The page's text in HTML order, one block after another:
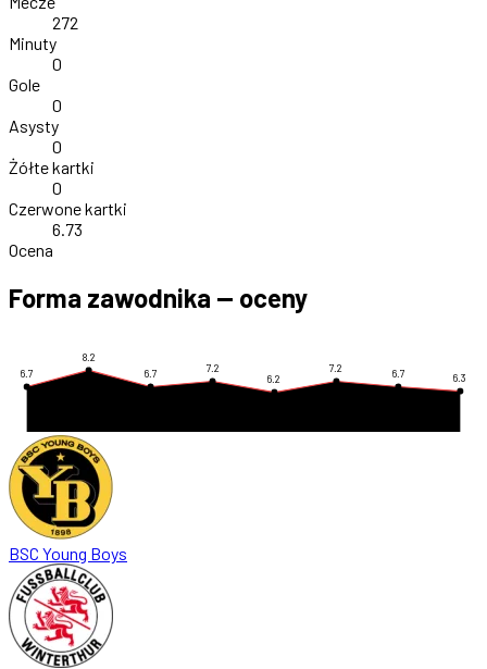
272
Minuty
0
Gole
0
Asysty
0
Żółte kartki
0
Czerwone kartki
6.73
Ocena
Forma zawodnika — oceny
6.7
8.2
6.7
7.2
6.2
7.2 6.7 6.3
BSC Young Boys